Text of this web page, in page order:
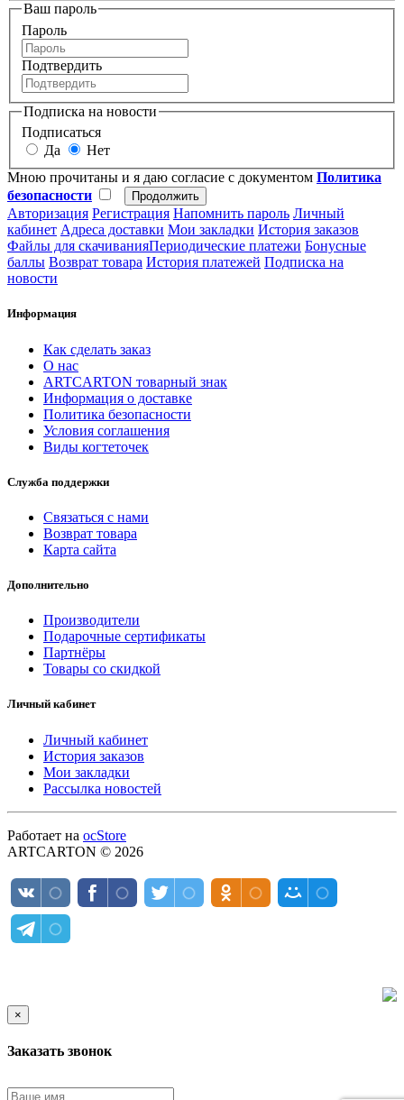
Ваш пароль
Пароль
Подтвердить
Подписка на новости
Подписаться
Да
Нет
Мною прочитаны и я даю согласие с документом Политика
безопасности
Авторизация Регистрация Напомнить пароль Личный
кабинет Адреса доставки Мои закладки История заказов
Файлы для скачиванияПериодические платежи Бонусные
баллы Возврат товара История платежей Подписка на
новости
Информация
Как сделать заказ
О нас
ARTCARTON товарный знак
Информация о доставке
Политика безопасности
Условия соглашения
Виды когтеточек
Служба поддержки
Связаться с нами
Возврат товара
Карта сайта
Дополнительно
Производители
Подарочные сертификаты
Партнёры
Товары со скидкой
Личный кабинет
Личный кабинет
История заказов
Мои закладки
Рассылка новостей
Работает на ocStore
ARTCARTON © 2026
×
Заказать звонок